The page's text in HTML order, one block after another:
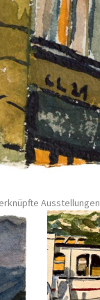
Ausstellungen